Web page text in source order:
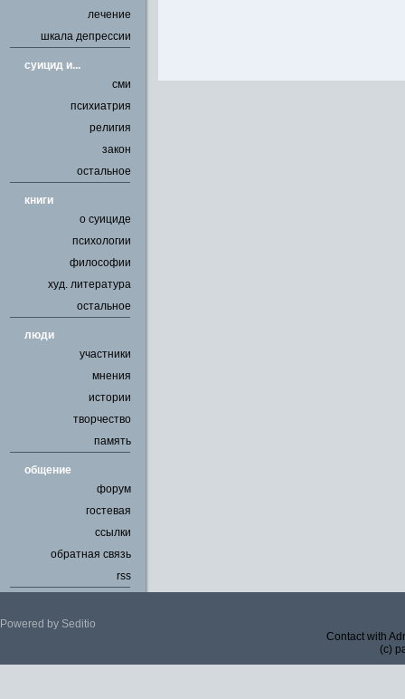
лечение
шкала депрессии
cуицид и...
сми
психиатрия
религия
закон
остальное
книги
о суициде
психологии
философии
худ. литература
остальное
люди
участники
мнения
истории
творчество
память
общение
форум
гостевая
ссылки
обратная связь
rss
Powered by Seditio
Contact with
(c)